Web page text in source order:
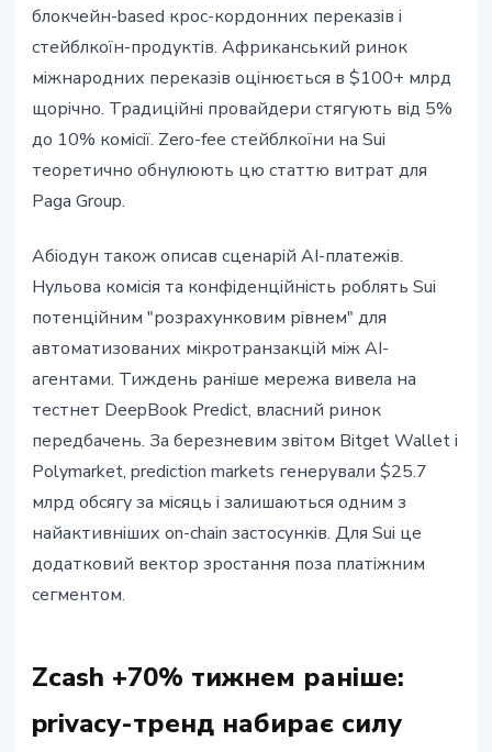
блокчейн-based крос-кордонних переказів і
стейблкоїн-продуктів. Африканський ринок
міжнародних переказів оцінюється в $100+ млрд
щорічно. Традиційні провайдери стягують від 5%
до 10% комісії. Zero-fee стейблкоїни на Sui
теоретично обнулюють цю статтю витрат для
Paga Group.
Абіодун також описав сценарій AI-платежів.
Нульова комісія та конфіденційність роблять Sui
потенційним "розрахунковим рівнем" для
автоматизованих мікротранзакцій між AI-
агентами. Тиждень раніше мережа вивела на
тестнет DeepBook Predict, власний ринок
передбачень. За березневим звітом Bitget Wallet і
Polymarket, prediction markets генерували $25.7
млрд обсягу за місяць і залишаються одним з
найактивніших on-chain застосунків. Для Sui це
додатковий вектор зростання поза платіжним
сегментом.
Zcash +70% тижнем раніше:
privacy-тренд набирає силу